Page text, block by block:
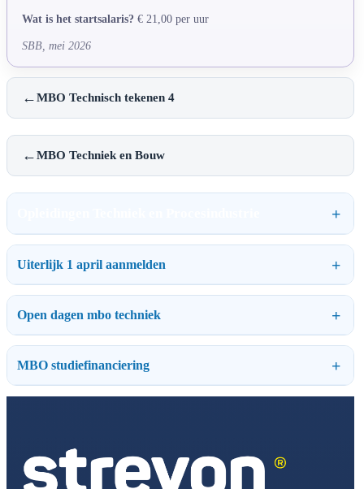
Wat is het startsalaris? € 21,00 per uur
SBB, mei 2026
←MBO Technisch tekenen 4
←MBO Techniek en Bouw
Uiterlijk 1 april aanmelden
Open dagen mbo techniek
MBO studiefinanciering